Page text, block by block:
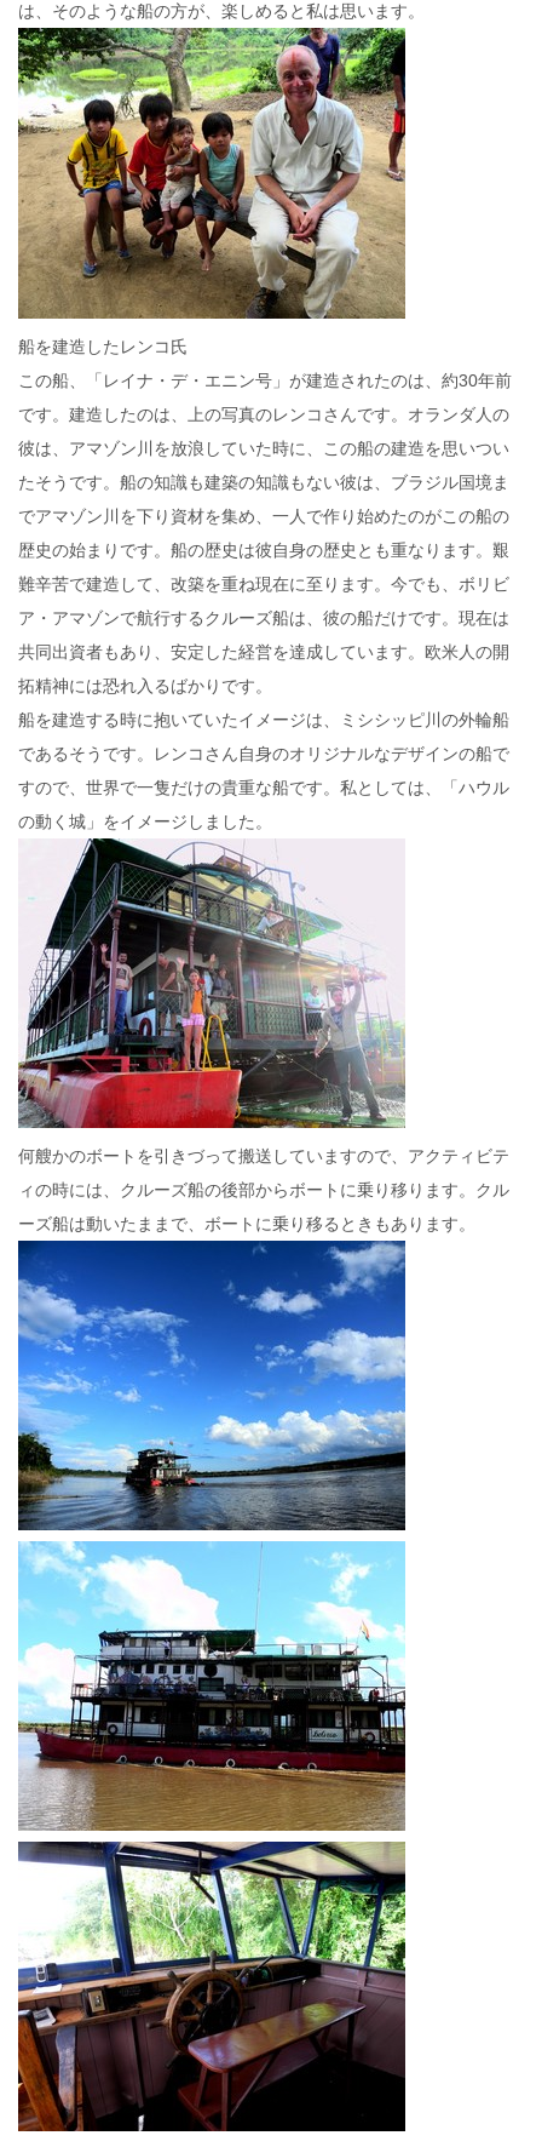
は、そのような船の方が、楽しめると私は思います。
船を建造したレンコ氏
この船、「レイナ・デ・エニン号」が建造されたのは、約30年前
です。建造したのは、上の写真のレンコさんです。オランダ人の
彼は、アマゾン川を放浪していた時に、この船の建造を思いつい
たそうです。船の知識も建築の知識もない彼は、ブラジル国境ま
でアマゾン川を下り資材を集め、一人で作り始めたのがこの船の
歴史の始まりです。船の歴史は彼自身の歴史とも重なります。艱
難辛苦で建造して、改築を重ね現在に至ります。今でも、ボリビ
ア・アマゾンで航行するクルーズ船は、彼の船だけです。現在は
共同出資者もあり、安定した経営を達成しています。欧米人の開
拓精神には恐れ入るばかりです。
船を建造する時に抱いていたイメージは、ミシシッピ川の外輪船
であるそうです。レンコさん自身のオリジナルなデザインの船で
すので、世界で一隻だけの貴重な船です。私としては、「ハウル
の動く城」をイメージしました。
何艘かのボートを引きづって搬送していますので、アクティビテ
ィの時には、クルーズ船の後部からボートに乗り移ります。クル
ーズ船は動いたままで、ボートに乗り移るときもあります。